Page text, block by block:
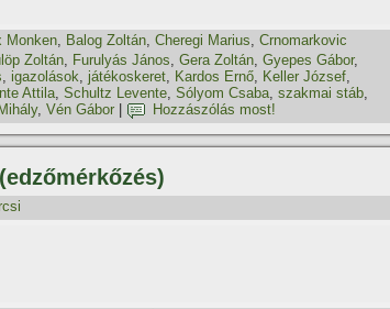
Monken, Balog Zoltán, Cheregi Marius, Crnomarkovic
Zoltán, Furulyás János, Gera Zoltán, Gyepes Gábor,
, igazolások, játékoskeret, Kardos Ernő, Keller József,
Attila, Schultz Levente, Sólyom Csaba, szakmai stáb,
, Vén Gábor Hozzászólás most!